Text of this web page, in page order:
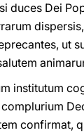
duces Dei
ut
institutum
confirmat,